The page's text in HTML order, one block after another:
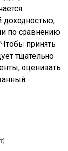
доходностью,
по сравнению
принять
тщательно
оценивать